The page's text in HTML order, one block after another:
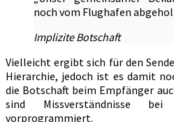
noch vom Flughafen
Implizite Botschaft
Vielleicht ergibt sich für den
Hierarchie, jedoch ist es damit
die Botschaft beim Empfänger
sind Missverständnisse
vorprogrammiert.